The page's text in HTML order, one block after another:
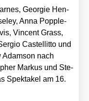
Geor­gie Hen­
Anna Popp­le­
Vin­cent Grass,
Cas­tel­lit­to und
Adam­son nach
Mar­kus und Ste­
Spek­ta­kel am 16.